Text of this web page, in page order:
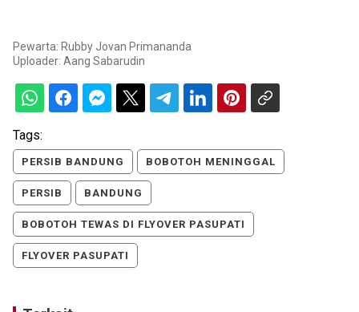
Pewarta: Rubby Jovan Primananda
Uploader: Aang Sabarudin
Tags:
PERSIB BANDUNG BOBOTOH MENINGGAL
PERSIB BANDUNG
BOBOTOH TEWAS DI FLYOVER PASUPATI
FLYOVER PASUPATI